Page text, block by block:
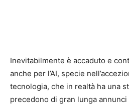
Inevitabilmente è accaduto e
anche per l’AI, specie
tecnologia, che in realtà ha una
precedono di gran lunga